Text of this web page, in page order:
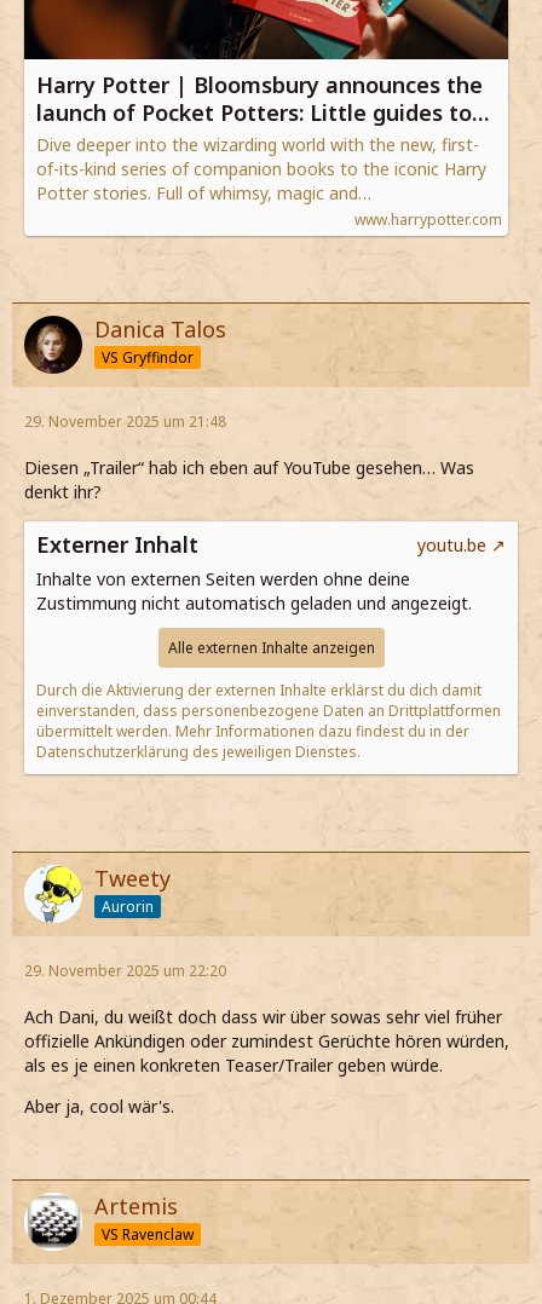
Harry Potter | Bloomsbury announces the
launch of Pocket Potters: Little guides to
the Harry Potter stories by J.K. Rowling |
Wizarding World
Dive deeper into the wizarding world with the new, first-
of-its-kind series of companion books to the iconic Harry
Potter stories. Full of whimsy, magic and…
www.harrypotter.com
Danica Talos
VS Gryffindor
29. November 2025 um 21:48
Diesen „Trailer“ hab ich eben auf YouTube gesehen… Was
denkt ihr?
Externer Inhalt
youtu.be
Inhalte von externen Seiten werden ohne deine
Zustimmung nicht automatisch geladen und angezeigt.
Alle externen Inhalte anzeigen
Durch die Aktivierung der externen Inhalte erklärst du dich damit
einverstanden, dass personenbezogene Daten an Drittplattformen
übermittelt werden. Mehr Informationen dazu findest du in der
Datenschutzerklärung des jeweiligen Dienstes.
Tweety
Aurorin
29. November 2025 um 22:20
Ach Dani, du weißt doch dass wir über sowas sehr viel früher
offizielle Ankündigen oder zumindest Gerüchte hören würden,
als es je einen konkreten Teaser/Trailer geben würde.
Aber ja, cool wär's.
Artemis
VS Ravenclaw
1. Dezember 2025 um 00:44